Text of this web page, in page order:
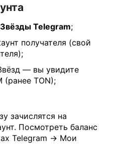
Звёзды Telegram;
получателя (свой
— вы увидите
(ранее TON);
зачислятся на
Посмотреть баланс
Telegram → Мои